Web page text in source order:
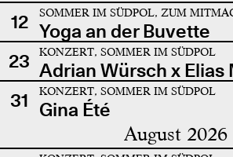
12 SOMMER IM SÜDPOL, ZUM
Yoga an der Buvette
23
KONZERT, SOMMER IM SÜDPOL
Adrian Würsch x Elias
31
KONZERT, SOMMER IM SÜDPOL
Gina Été
August 2026